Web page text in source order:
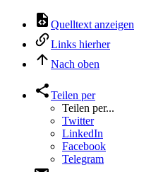
Quelltext anzeigen
Links hierher
Nach oben
Teilen per
Teilen per...
Twitter
LinkedIn
Facebook
Telegram